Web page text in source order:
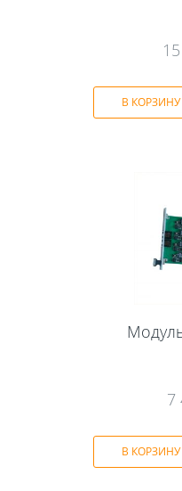
В КОРЗИНУ
7
В КОРЗИНУ